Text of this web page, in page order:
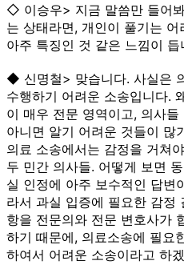
◇ 이승우> 지금 말씀만 들어
는 상태라면, 개인이 풀기는
아주 특징인 것 같은 느낌이 듭
◆ 신명철> 맞습니다. 사실은
수행하기 어려운 소송입니다.
이 매우 전문 영역이고, 의사
아니면 알기 어려운 것들이 많
의료 소송에서는 감정을 거쳐
두 민간 의사들. 어떻게 보면
실 인정에 아주 보수적인 답변
라서 과실 입증에 필요한 감정
항을 전문의와 전문 변호사가
하기 때문에, 의료소송에 필요
하여서 어려운 소송이라고 하